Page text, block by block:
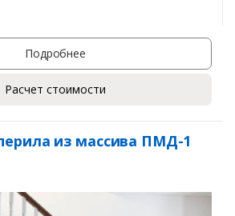
Подробнее
Расчет стоимости
из массива ПМД-1